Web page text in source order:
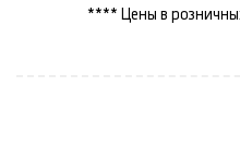
**** Цены в